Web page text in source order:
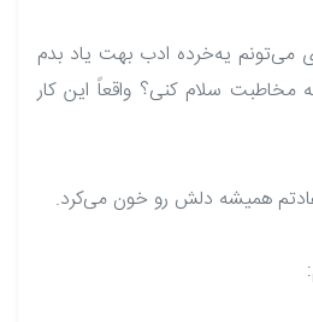
می‌تونم یه‌خرده ادب بهت یاد بدم
مخاطبت سلام کنی؟ واقعاً این کار
همیشه دلش رو خون می‌کرد.